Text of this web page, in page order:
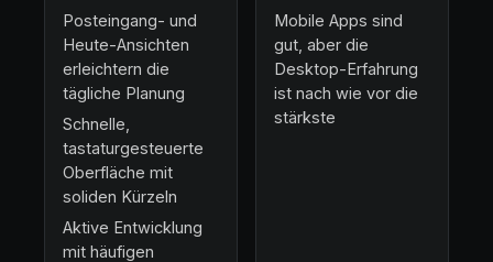
Posteingang- und
Heute-Ansichten
erleichtern die
tägliche Planung
Schnelle,
tastaturgesteuerte
Oberfläche mit
soliden Kürzeln
Aktive Entwicklung
mit häufigen
Mobile Apps sind
gut, aber die
Desktop-Erfahrung
ist nach wie vor die
stärkste